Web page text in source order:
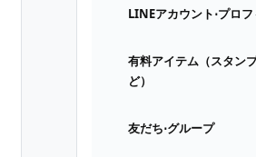
LINEアカウント⋅プロ
有料アイテム（スタン
ど）
友だち⋅グループ